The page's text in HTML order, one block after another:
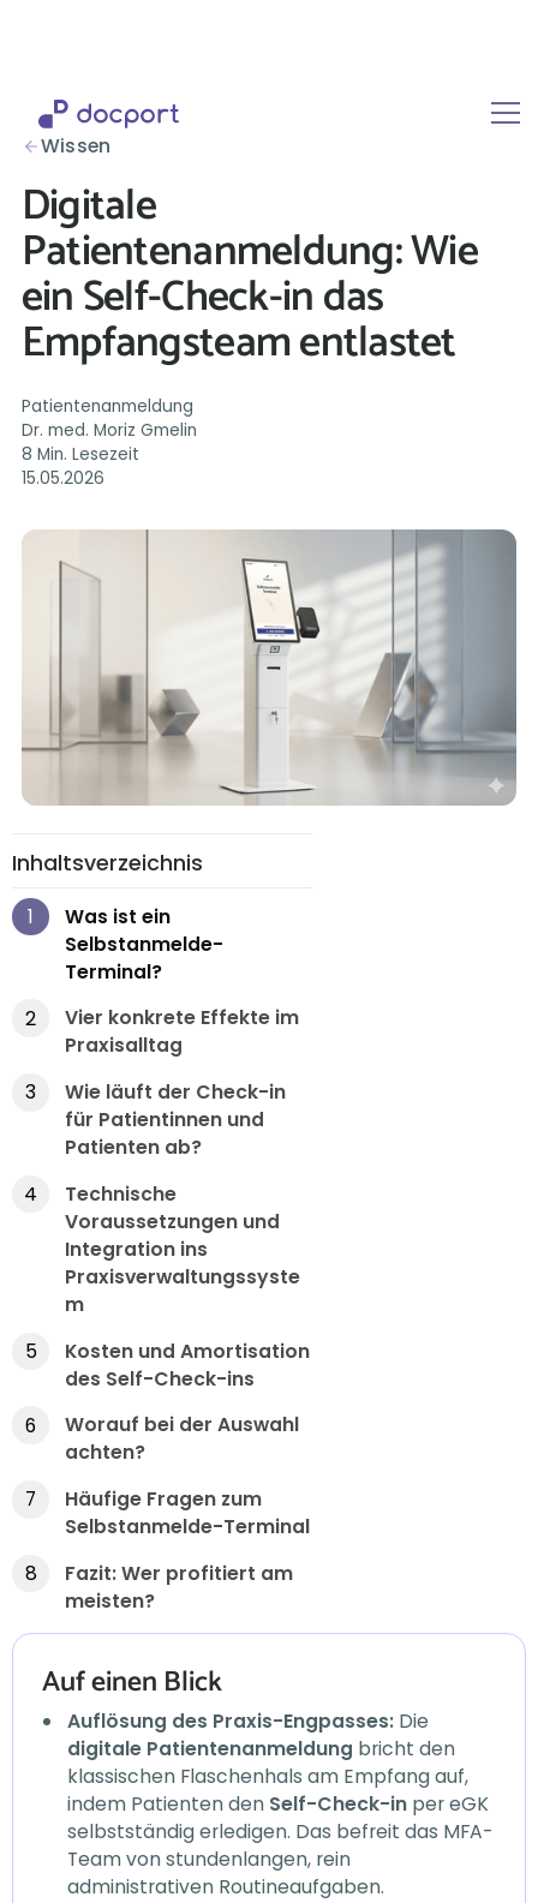
Wissen
Digitale
Patientenanmeldung: Wie
ein Self-Check-in das
Empfangsteam entlastet
Patientenanmeldung
Dr. med. Moriz Gmelin
8 Min. Lesezeit
15.05.2026
Inhaltsverzeichnis
1
Was ist ein
Selbstanmelde-
Terminal?
2
Vier konkrete Effekte im
Praxisalltag
3
Wie läuft der Check-in
für Patientinnen und
Patienten ab?
4
Technische
Voraussetzungen und
Integration ins
Praxisverwaltungssyste
m
5
Kosten und Amortisation
des Self-Check-ins
6
Worauf bei der Auswahl
achten?
7
Häufige Fragen zum
Selbstanmelde-Terminal
8
Fazit: Wer profitiert am
meisten?
Auf einen Blick
Auflösung des Praxis-Engpasses: Die
digitale Patientenanmeldung bricht den
klassischen Flaschenhals am Empfang auf,
indem Patienten den Self-Check-in per eGK
selbstständig erledigen. Das befreit das MFA-
Team von stundenlangen, rein
administrativen Routineaufgaben.